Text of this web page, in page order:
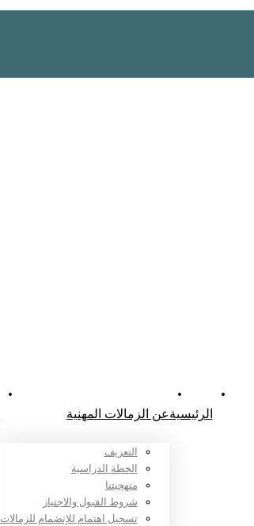
الرئيسيةعن الزمالات المهنية
التعريف
الخطة الدراسية
منهجيتنا
شروط القبول والاجتياز
تسجيل اهتمام للإنضمام للزمالات